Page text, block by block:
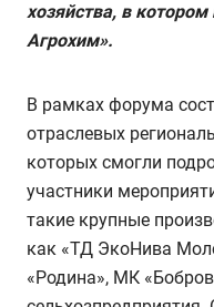
хозяйства, в
Агрохим».
В рамках форума
отраслевых
которых смогли
участники
такие крупные
как «ТД ЭкоНива
«Родина», МК